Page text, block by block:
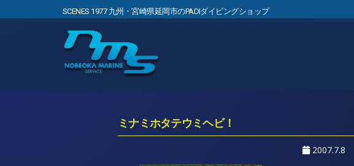
SCENES 1977 九州・宮崎県延岡市のPADIダイビングショップ
ミナミホタテウミヘビ！
2007.7.8